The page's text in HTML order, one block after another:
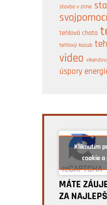
stavba v zime
tehlová chata
tehlový kozub
video
úspory
Kliknutím
cookie a
MÁTE
ZA